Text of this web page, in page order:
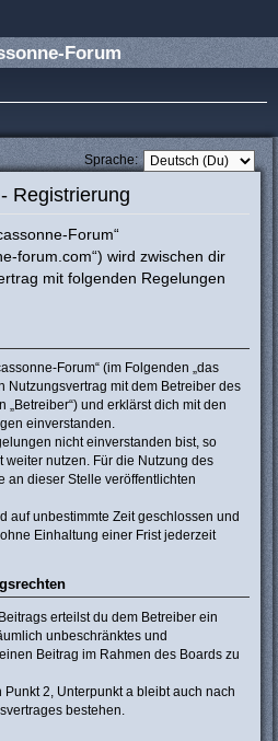
Forum
Sprache:
Registrierung
Forum“
forum.com“) wird zwischen dir
mit folgenden Regelungen
Forum“ (im Folgenden „das
Nutzungsvertrag mit dem Betreiber des
„Betreiber“) und erklärst dich mit den
einverstanden.
nicht einverstanden bist, so
weiter nutzen. Für die Nutzung des
an dieser Stelle veröffentlichten
auf unbestimmte Zeit geschlossen und
Einhaltung einer Frist jederzeit
erteilst du dem Betreiber ein
unbeschränktes und
Beitrag im Rahmen des Boards zu
2, Unterpunkt a bleibt auch nach
bestehen.